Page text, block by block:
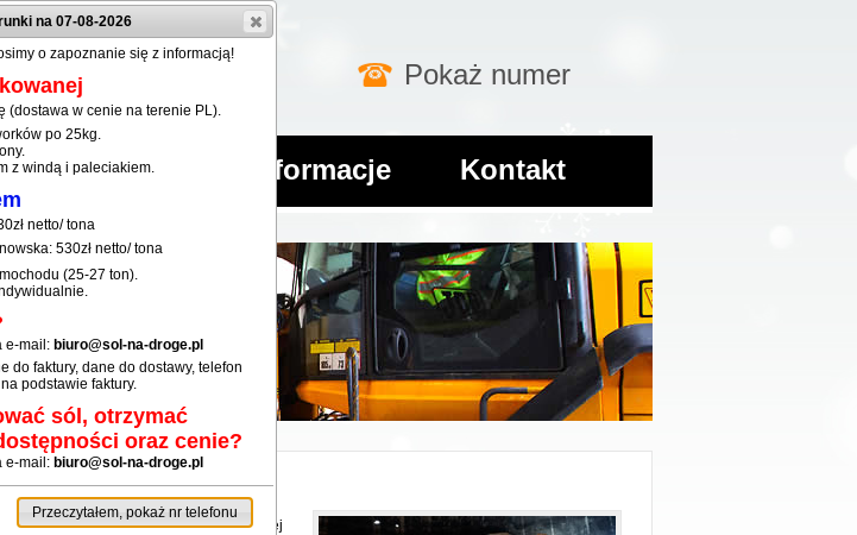
Pokaż numer
Sól luzem Informacje Kontakt
działa przez kilka godzin po jej
na 07-08-2026
o zapoznanie się z informacją!
(dostawa w cenie na terenie PL).
po 25kg.
z windą i paleciakiem.
netto/ tona
530zł netto/ tona
(25-27 ton).
e-mail: biuro@sol-na-droge.pl
do faktury, dane do dostawy, telefon
podstawie faktury.
sól, otrzymać
oraz cenie?
e-mail: biuro@sol-na-droge.pl
Przeczytałem, pokaż nr telefonu